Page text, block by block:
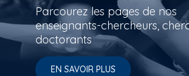
Parcourez les pages de nos
enseignants-chercheurs,
doctorants
EN SAVOIR PLUS